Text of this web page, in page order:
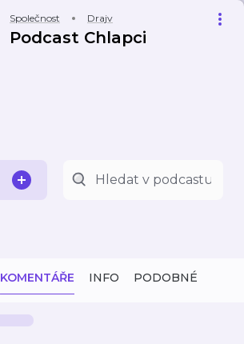
Společnost Drajv
Podcast Chlapci
KOMENTÁŘE INFO PODOBNÉ